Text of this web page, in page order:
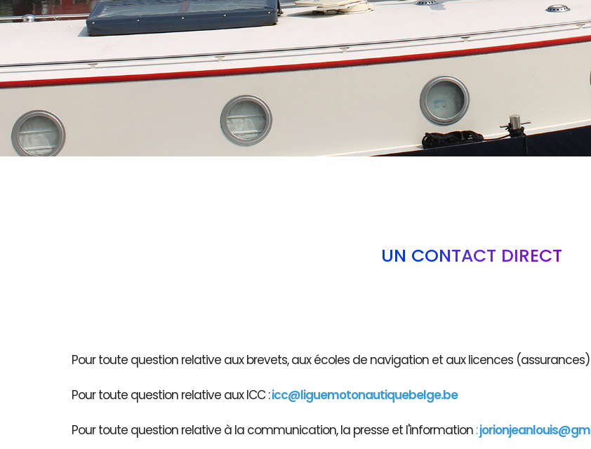
UN CONTACT DIRECT
Pour toute question relative aux brevets, aux écoles de navigation et aux licences
Pour toute question relative aux ICC :icc@liguemotonautiquebelge.be
Pour toute question relative à la communication, la presse et l'information :